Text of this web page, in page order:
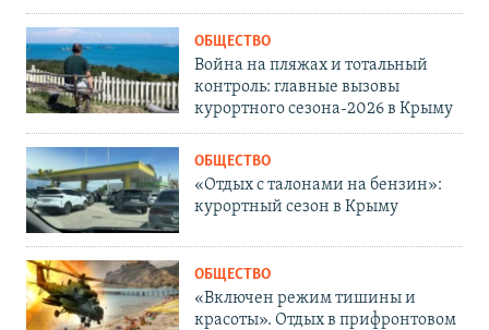
ОБЩЕСТВО
Война на пляжах и тотальный
контроль: главные вызовы
курортного сезона-2026 в Крыму
ОБЩЕСТВО
«Отдых с талонами на бензин»:
курортный сезон в Крыму
ОБЩЕСТВО
«Включен режим тишины и
красоты». Отдых в прифронтовом